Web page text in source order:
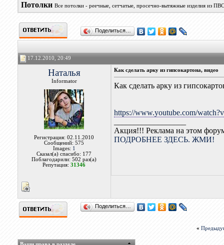
Потолки Все потолки - реечные, сетчатые, просечно-вытяжные изделия из
Поделиться…
17.12.2010, 20:49
Наталья
Informator
Регистрация: 02.11.2010
Сообщений: 575
Images: 1
Сказал(а) спасибо: 177
Поблагодарили: 502 раз(а)
Репутация:31346
Как сделать арку из гипсокартона, видео
Как сделать арку из
https://www.youtube.com/
Акция!!! Реклама на этом
ПОДРОБНЕЕ ЗДЕСЬ. ЖМИ!
Поделиться…
«